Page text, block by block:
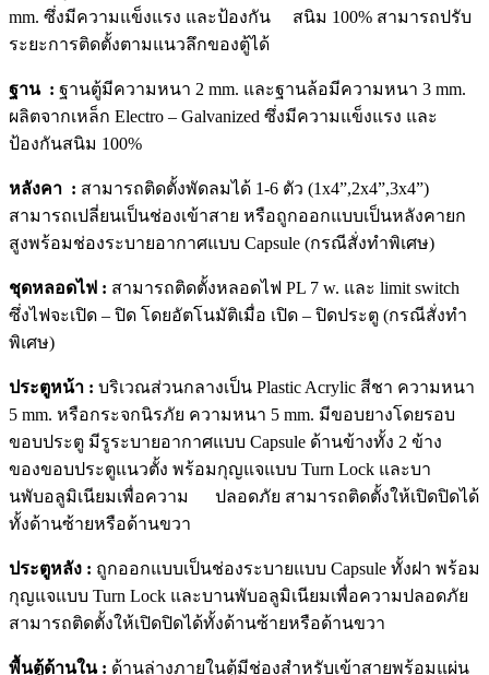
mm. ซึ่งมีความแข็งแรง และป้องกัน สนิม 100% สามารถปรับ
ระยะการติดตั้งตามแนวลึกของตู้ได้
ฐาน : ฐานตู้มีความหนา 2 mm. และฐานล้อมีความหนา 3 mm.
ผลิตจากเหล็ก Electro – Galvanized ซึ่งมีความแข็งแรง และ
ป้องกันสนิม 100%
หลังคา : สามารถติดตั้งพัดลมได้ 1-6 ตัว (1x4”,2x4”,3x4”)
สามารถเปลี่ยนเป็นช่องเข้าสาย หรือถูกออกแบบเป็นหลังคายก
สูงพร้อมช่องระบายอากาศแบบ Capsule (กรณีสั่งทำพิเศษ)
ชุดหลอดไฟ : สามารถติดตั้งหลอดไฟ PL 7 w. และ limit switch
ซึ่งไฟจะเปิด – ปิด โดยอัตโนมัติเมื่อ เปิด – ปิดประตู (กรณีสั่งทำ
พิเศษ)
ประตูหน้า : บริเวณส่วนกลางเป็น Plastic Acrylic สีชา ความหนา
5 mm. หรือกระจกนิรภัย ความหนา 5 mm. มีขอบยางโดยรอบ
ขอบประตู มีรูระบายอากาศแบบ Capsule ด้านข้างทั้ง 2 ข้าง
ของขอบประตูแนวตั้ง พร้อมกุญแจแบบ Turn Lock และบา
นพับอลูมิเนียมเพื่อความ ปลอดภัย สามารถติดตั้งให้เปิดปิดได้
ทั้งด้านซ้ายหรือด้านขวา
ประตูหลัง : ถูกออกแบบเป็นช่องระบายแบบ Capsule ทั้งฝา พร้อม
กุญแจแบบ Turn Lock และบานพับอลูมิเนียมเพื่อความปลอดภัย
สามารถติดตั้งให้เปิดปิดได้ทั้งด้านซ้ายหรือด้านขวา
พื้นตู้ด้านใน : ด้านล่างภายในตู้มีช่องสำหรับเข้าสายพร้อมแผ่น